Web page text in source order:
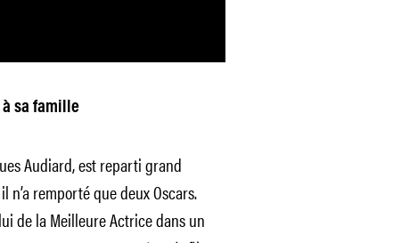
à sa famille
Audiard, est reparti grand
remporté que deux Oscars.
de la Meilleure Actrice dans un